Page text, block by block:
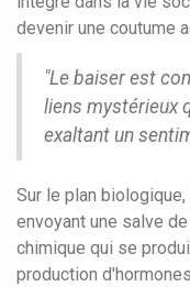
devenir une coutume
"Le baiser est
liens mystérieux
exaltant un
Sur le plan
envoyant une salve
chimique qui se
production